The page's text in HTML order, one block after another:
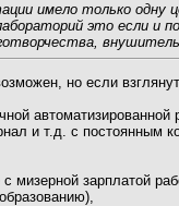
имело только одну
это если и
но если
и т.д. с постоянным
мизерной зарплатой